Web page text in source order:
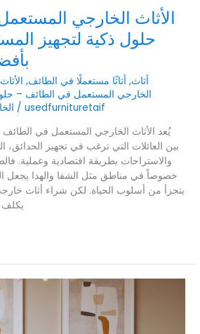
الأثاث الخارجي
حلول ذكية لتجهيز
أثاث, أثاثًا مستعملًا في الطائف, الأثاث
الخارجي المستعمل في الطائف –
/usedfurnituretaif
يُعد الأثاث الخارجي المستعمل في الطائف
بين العائلات التي ترغب في تجهيز الحدائق،
والاستراحات بطريقة اقتصادية وعملية.
خصوصاً في مناطق مثل الشفا والهدا يجعل
يتجزأ من أسلوب الحياة. لكن شراء أثاث
يكلف